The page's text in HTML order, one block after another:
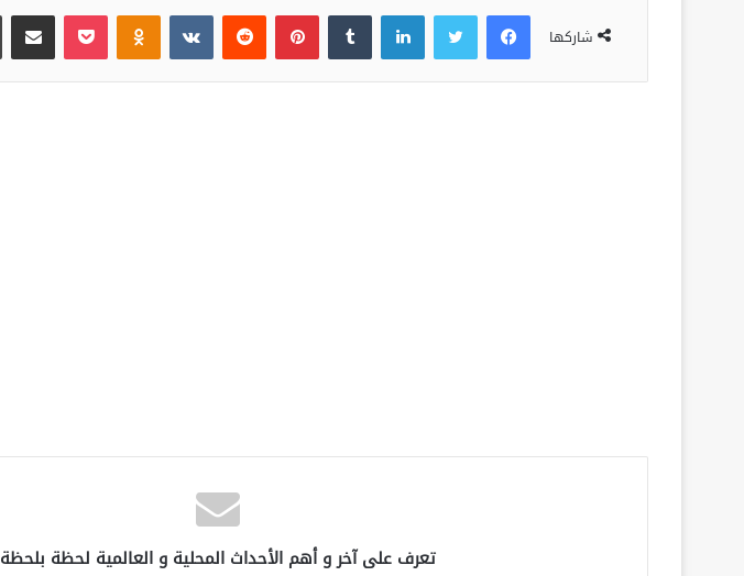
شاركها
فيسبوك لينكدإن بينتيريست بوكيت
تعرف على آخر و أهم الأحداث المحلية و العالمية لحظة بلحظة